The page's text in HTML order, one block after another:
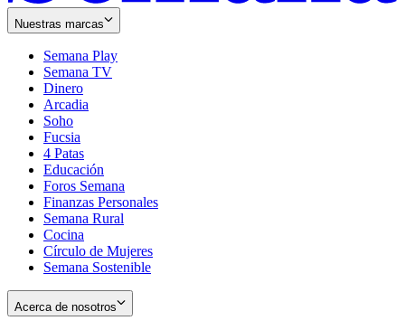
Nuestras marcas
Semana Play
Semana TV
Dinero
Arcadia
Soho
in
new
window
Fucsia
in
new
window
4 Patas
Educación
Foros Semana
Finanzas Personales
Semana Rural
Cocina
Círculo de Mujeres
Semana Sostenible
Acerca de nosotros